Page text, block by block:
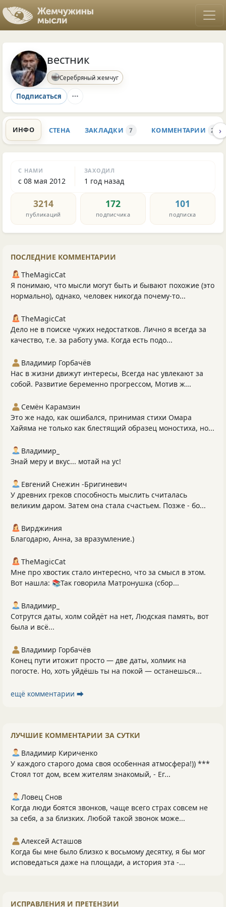
вестник
Серебряный жемчуг
Подписаться
ИНФО СТЕНА ЗАКЛАДКИ 7 КОММЕНТАРИИ 251
›
С НАМИ
с 08 мая 2012
ЗАХОДИЛ
1 год назад
3214
публикаций
172
подписчика
101
подписка
ПОСЛЕДНИЕ КОММЕНТАРИИ
TheMagicCat
Я понимаю, что мысли могут быть и бывают похожие (это
нормально), однако, человек никогда почему-то...
TheMagicCat
Дело не в поиске чужих недостатков. Лично я всегда за
качество, т.е. за работу ума. Когда есть подо...
Владимир Горбачёв
Нас в жизни движут интересы, Всегда нас увлекают за
собой. Развитие беременно прогрессом, Мотив ж...
Семён Карамзин
Это же надо, как ошибался, принимая стихи Омара
Хайяма не только как блестящий образец моностиха, но...
Владимир_
Знай меру и вкус... мотай на ус!
Евгений Снежин -Бригиневич
У древних греков способность мыслить считалась
великим даром. Затем она стала счастьем. Позже - бо...
Вирджиния
Благодарю, Анна, за вразумление.)
TheMagicCat
Мне про хвостик стало интересно, что за смысл в этом.
Вот нашла: 📚Так говорила Матронушка (сбор...
Владимир_
Сотрутся даты, холм сойдёт на нет, Людская память, вот
была и всё...
Владимир Горбачёв
Конец пути итожит просто — две даты, холмик на
погосте. Но, хоть уйдёшь ты на покой — останешься...
ещё комментарии ⮕
ЛУЧШИЕ КОММЕНТАРИИ ЗА СУТКИ
Владимир Кириченко
У каждого старого дома своя особенная атмосфера!)) ***
Стоял тот дом, всем жителям знакомый, - Ег...
Ловец Снов
Когда люди боятся звонков, чаще всего страх совсем не
за себя, а за близких. Любой такой звонок може...
Алексей Асташов
Когда бы мне было близко к восьмому десятку, я бы мог
исповедаться даже на площади, а история эта -...
ИСПРАВЛЕНИЯ И ПРЕТЕНЗИИ